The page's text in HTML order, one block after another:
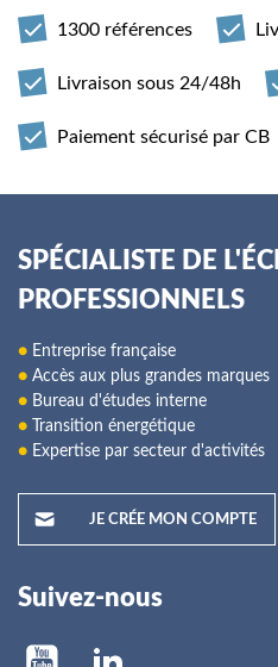
1300 références
Livraison sous 24/48h
Paiement sécurisé par CB
SPÉCIALISTE DE
PROFESSIONNELS
● Entreprise française
● Accès aux plus grandes marques
● Bureau d'études interne
● Transition énergétique
● Expertise par secteur d'activités
JE CRÉE MON COMPTE
Suivez-nous